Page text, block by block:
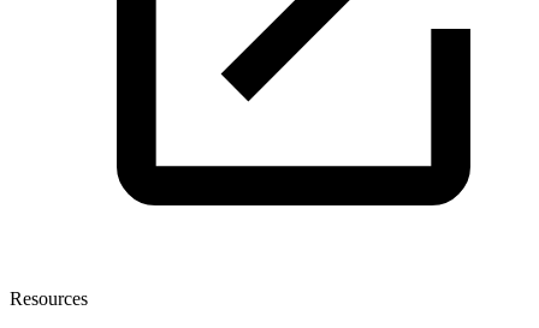
Resources